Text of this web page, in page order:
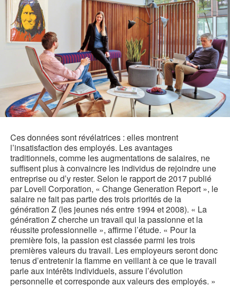
Ces données sont révélatrices : elles montrent
l’insatisfaction des employés. Les avantages
traditionnels, comme les augmentations de salaires, ne
suffisent plus à convaincre les individus de rejoindre une
entreprise ou d’y rester. Selon le rapport de 2017 publié
par Lovell Corporation, « Change Generation Report », le
salaire ne fait pas partie des trois priorités de la
génération Z (les jeunes nés entre 1994 et 2008). « La
génération Z cherche un travail qui la passionne et la
réussite professionnelle », affirme l’étude. « Pour la
première fois, la passion est classée parmi les trois
premières valeurs du travail. Les employeurs seront donc
tenus d’entretenir la flamme en veillant à ce que le travail
parle aux intérêts individuels, assure l’évolution
personnelle et corresponde aux valeurs des employés. »